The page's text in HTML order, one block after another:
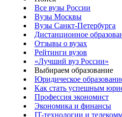
Все вузы России
Вузы Москвы
Вузы Санкт-Петербурга
Дистанционное
Отзывы о вузах
Рейтинги вузов
«Лучший вуз России»
Выбираем образование
Юридическое
Как стать успешным
Профессия экономист
Экономика и финансы
IT-технологии и